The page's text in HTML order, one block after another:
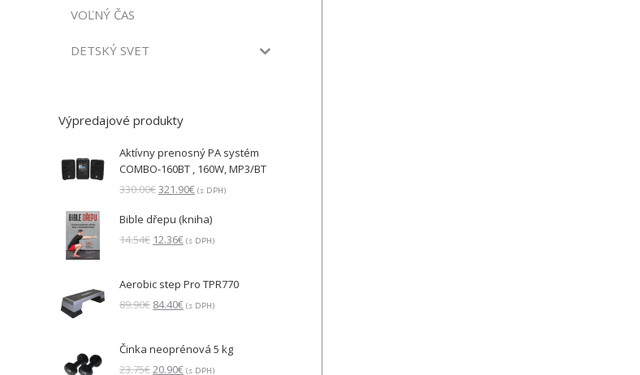
VOĽNÝ ČAS
DETSKÝ SVET
Výpredajové produkty
Aktívny prenosný PA systém
COMBO-160BT , 160W, MP3/BT
330.00€Pôvodná
bola:
330.00€.
321.90€Aktuálna
je:
321.90€.
(s DPH)
Bible dřepu (kniha)
14.54€ Pôvodná
14.54€.
12.36€Aktuálna
12.36€.
(s DPH)
Aerobic step Pro TPR770
89.90€ Pôvodná
89.90€.
84.40€Aktuálna
84.40€.
(s DPH)
Činka neoprénová 5 kg
23.75€ Pôvodná
20.90€Aktuálna
(s DPH)